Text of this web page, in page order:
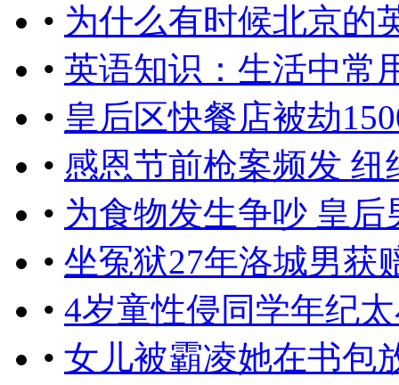
• 为什么有时候北京的
• 英语知识：生活中常
• 皇后区快餐店被劫
• 感恩节前枪案频发 纽
• 为食物发生争吵 皇
• 坐冤狱27年洛城男获
• 4岁童性侵同学年纪
• 女儿被霸凌她在书包